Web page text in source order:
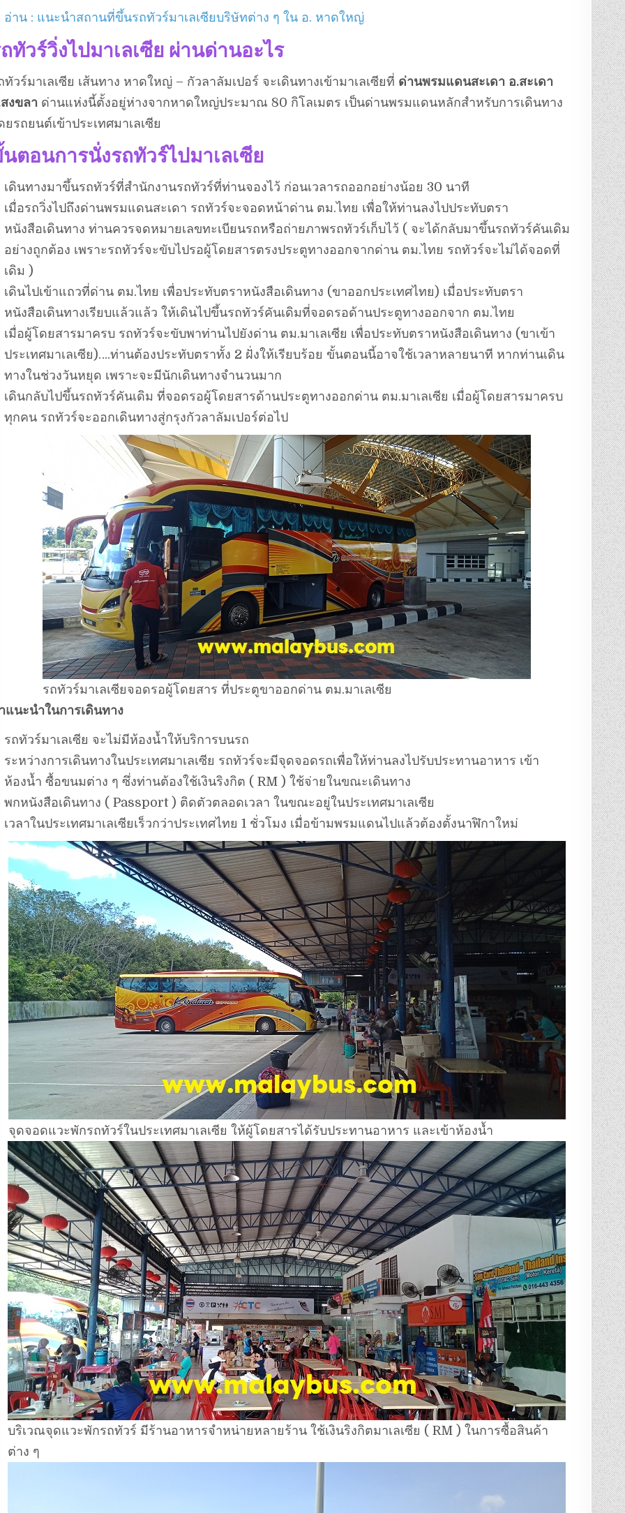
อ่าน : แนะนำสถานที่ขึ้นรถทัวร์มาเลเซียบริษัทต่าง ๆ ใน อ. หาดใหญ่
ทัวร์วิ่งไปมาเลเซีย ผ่านด่านอะไร
ทัวร์มาเลเซีย เส้นทาง หาดใหญ่ – กัวลาลัมเปอร์ จะเดินทางเข้ามาเลเซียที่ ด่านพรมแดนสะเดา อ.สะเดา
งขลาด่านแห่งนี้ตั้งอยู่ห่างจากหาดใหญ่ประมาณ 80 กิโลเมตร เป็นด่านพรมแดนหลักสำหรับการเดินทาง
ยรถยนต์เข้าประเทศมาเลเซีย
ตอนการนั่งรถทัวร์ไปมาเลเซีย
เดินทางมาขึ้นรถทัวร์ที่สำนักงานรถทัวร์ที่ท่านจองไว้ ก่อนเวลารถออกอย่างน้อย 30 นาที
เมื่อรถวิ่งไปถึงด่านพรมแดนสะเดา รถทัวร์จะจอดหน้าด่าน ตม.ไทย เพื่อให้ท่านลงไปประทับตรา
หนังสือเดินทาง ท่านควรจดหมายเลขทะเบียนรถหรือถ่ายภาพรถทัวร์เก็บไว้ ( จะได้กลับมาขึ้นรถทัวร์คันเดิม
อย่างถูกต้อง เพราะรถทัวร์จะขับไปรอผู้โดยสารตรงประตูทางออกจากด่าน ตม.ไทย รถทัวร์จะไม่ได้จอดที่
เดิม )
เดินไปเข้าแถวที่ด่าน ตม.ไทย เพื่อประทับตราหนังสือเดินทาง (ขาออกประเทศไทย) เมื่อประทับตรา
หนังสือเดินทางเรียบแล้วแล้ว ให้เดินไปขึ้นรถทัวร์คันเดิมที่จอดรอด้านประตูทางออกจาก ตม.ไทย
เมื่อผู้โดยสารมาครบ รถทัวร์จะขับพาท่านไปยังด่าน ตม.มาเลเซีย เพื่อประทับตราหนังสือเดินทาง (ขาเข้า
ประเทศมาเลเซีย)….ท่านต้องประทับตราทั้ง 2 ฝั่งให้เรียบร้อย ขั้นตอนนี้อาจใช้เวลาหลายนาที หากท่านเดิน
ทางในช่วงวันหยุด เพราะจะมีนักเดินทางจำนวนมาก
เดินกลับไปขึ้นรถทัวร์คันเดิม ที่จอดรอผู้โดยสารด้านประตูทางออกด่าน ตม.มาเลเซีย เมื่อผู้โดยสารมาครบ
ทุกคน รถทัวร์จะออกเดินทางสู่กรุงกัวลาลัมเปอร์ต่อไป
รถทัวร์มาเลเซียจอดรอผู้โดยสาร ที่ประตูขาออกด่าน ตม.มาเลเซีย
แนะนำในการเดินทาง
รถทัวร์มาเลเซีย จะไม่มีห้องน้ำให้บริการบนรถ
ระหว่างการเดินทางในประเทศมาเลเซีย รถทัวร์จะมีจุดจอดรถเพื่อให้ท่านลงไปรับประทานอาหาร เข้า
ห้องน้ำ ซื้อขนมต่าง ๆ ซึ่งท่านต้องใช้เงินริงกิต ( RM ) ใช้จ่ายในขณะเดินทาง
พกหนังสือเดินทาง ( Passport ) ติดตัวตลอดเวลา ในขณะอยู่ในประเทศมาเลเซีย
เวลาในประเทศมาเลเซียเร็วกว่าประเทศไทย 1 ชั่วโมง เมื่อข้ามพรมแดนไปแล้วต้องตั้งนาฬิกาใหม่
จุดจอดแวะพักรถทัวร์ในประเทศมาเลเซีย ให้ผู้โดยสารได้รับประทานอาหาร และเข้าห้องน้ำ
บริเวณจุดแวะพักรถทัวร์ มีร้านอาหารจำหน่ายหลายร้าน ใช้เงินริงกิตมาเลเซีย ( RM ) ในการซื้อสินค้า
ต่าง ๆ